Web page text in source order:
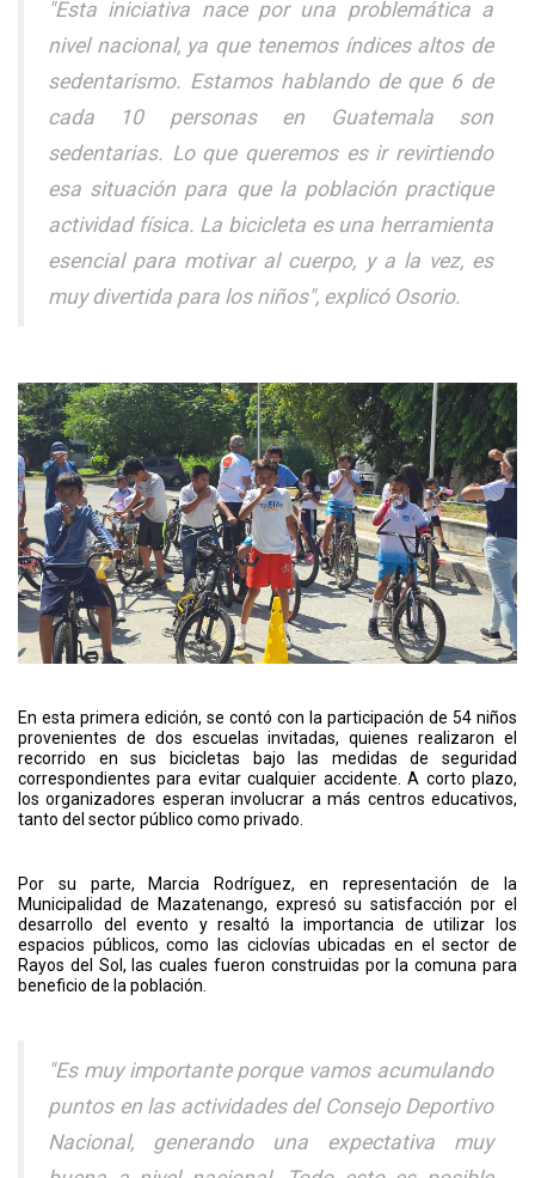
"Esta iniciativa nace por una problemática a
nivel nacional, ya que tenemos índices altos de
sedentarismo. Estamos hablando de que 6 de
cada 10 personas en Guatemala son
sedentarias. Lo que queremos es ir revirtiendo
esa situación para que la población practique
actividad física. La bicicleta es una herramienta
esencial para motivar al cuerpo, y a la vez, es
muy divertida para los niños", explicó Osorio.
En esta primera edición, se contó con la participación de 54 niños
provenientes de dos escuelas invitadas, quienes realizaron el
recorrido en sus bicicletas bajo las medidas de seguridad
correspondientes para evitar cualquier accidente. A corto plazo,
los organizadores esperan involucrar a más centros educativos,
tanto del sector público como privado.
Por su parte, Marcia Rodríguez, en representación de la
Municipalidad de Mazatenango, expresó su satisfacción por el
desarrollo del evento y resaltó la importancia de utilizar los
espacios públicos, como las ciclovías ubicadas en el sector de
Rayos del Sol, las cuales fueron construidas por la comuna para
beneficio de la población.
"Es muy importante porque vamos acumulando
puntos en las actividades del Consejo Deportivo
Nacional, generando una expectativa muy